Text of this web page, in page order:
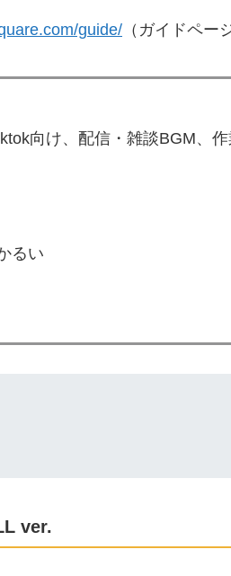
guide/ （ガイドペー
向け、配信・雑談BGM、
るい
ver.